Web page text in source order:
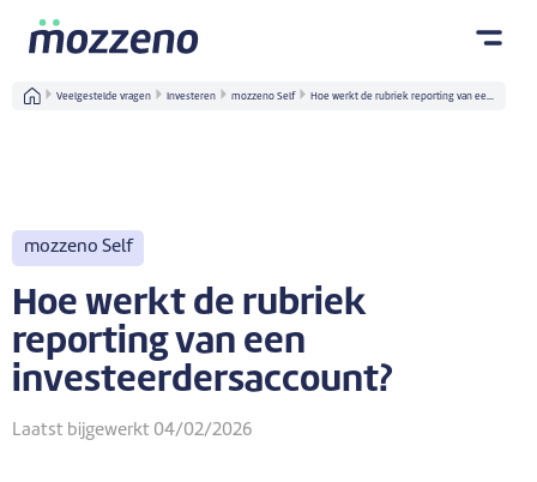
Veelgestelde vragen Investeren mozzeno Self Hoe werkt de rubriek reporting van ee...
mozzeno Self
Hoe werkt de rubriek
reporting van een
investeerdersaccount?
Laatst bijgewerkt 04/02/2026